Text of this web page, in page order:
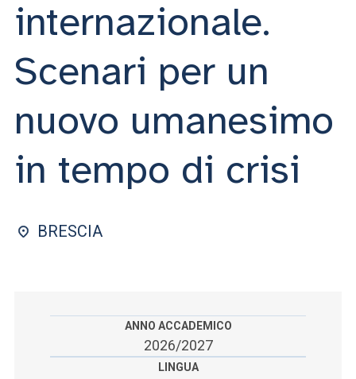
ACCEDI A CLOUDMAIL
internazionale.
Scenari per un
nuovo umanesimo
in tempo di crisi
BRESCIA
ANNO ACCADEMICO
2026/2027
LINGUA